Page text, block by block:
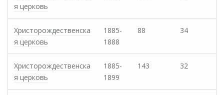
я церковь
Христорождественска
я церковь
1885-
1888
88 34
Христорождественска
я церковь
1885-
1899
143 32